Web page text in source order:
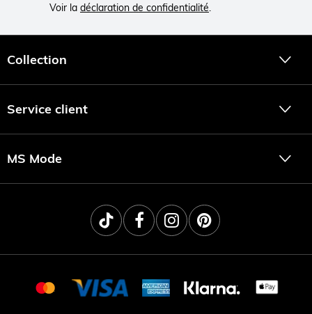
Voir la déclaration de confidentialité.
Collection
Service client
MS Mode